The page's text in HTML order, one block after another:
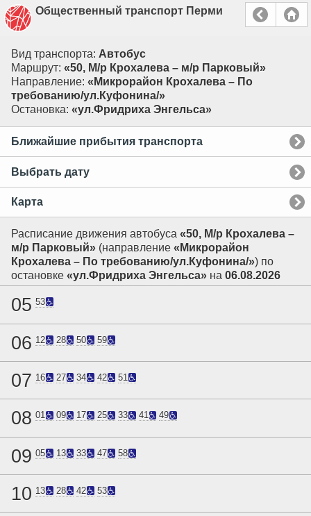
Общественный транспорт Перми
Вид транспорта: Автобус
Маршрут: «50, М/р Крохалева – м/р Парковый»
Направление: «Микрорайон Крохалева – По
требованию/ул.Куфонина/»
Остановка: «ул.Фридриха Энгельса»
Ближайшие прибытия транспорта
Выбрать дату
Карта
Расписание движения автобуса «50, М/р Крохалева –
м/р Парковый» (направление «Микрорайон
Крохалева – По требованию/ул.Куфонина/») по
остановке «ул.Фридриха Энгельса» на 06.08.2026
05 53
06 12 28 50 59
07 16 27 34 42 51
08 01 09 17 25 33 41 49
09 05 13 33 47 58
10 13 28 42 53